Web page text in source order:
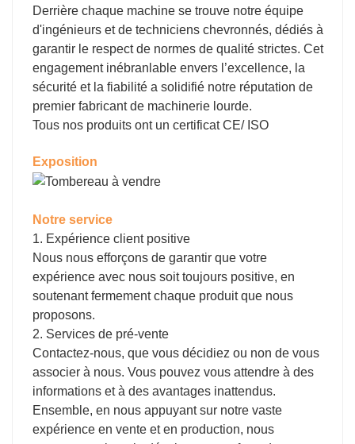
Derrière chaque machine se trouve notre équipe
d'ingénieurs et de techniciens chevronnés, dédiés à
garantir le respect de normes de qualité strictes. Cet
engagement inébranlable envers l’excellence, la
sécurité et la fiabilité a solidifié notre réputation de
premier fabricant de machinerie lourde.
Tous nos produits ont un certificat CE/ ISO
Exposition
Notre service
1. Expérience client positive
Nous nous efforçons de garantir que votre
expérience avec nous soit toujours positive, en
soutenant fermement chaque produit que nous
proposons.
2. Services de pré-vente
Contactez-nous, que vous décidiez ou non de vous
associer à nous. Vous pouvez vous attendre à des
informations et à des avantages inattendus.
Ensemble, en nous appuyant sur notre vaste
expérience en vente et en production, nous